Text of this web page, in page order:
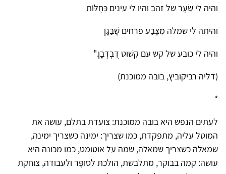
והיה לי שֵׂעָר של זהב והיו לי עינים כְּחֻלּוֹת
והיתה לי שמלה מִצֶּבַע פרחים שֶׁבַּגָּן
והיה לי כובע של קש עם קִשּׁוט דֻבְדְּבָן."
(דליה רביקוביץ, בובה ממוכנת)
*
לעתים הנפש היא בובה ממוכנת: צועדת בתלם, עושה את
המוטל עליה, מתפקדת, כמו שצריך: ימינה כשצריך ימינה,
שמאלה כשצריך שמאלה, שׂמה על אוטומט, כמו מכונה היא
עושה: קמה בבוקר, מתלבשת, הולכת לסוּפֶּר ולעבודה, צוחקת